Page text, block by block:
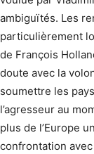
ambiguïtés. Les
particulièrement
de François
doute avec la
soumettre les
l’agresseur au
plus de l’Europe
confrontation